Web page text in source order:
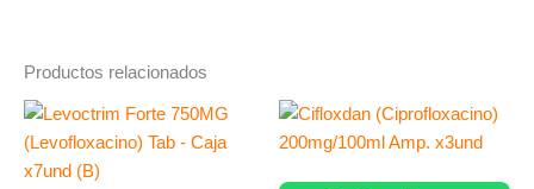
Productos relacionados